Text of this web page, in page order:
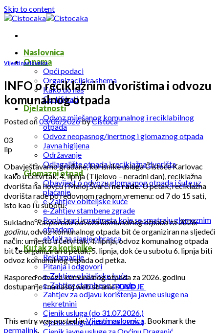
Skip to content
Naslovnica
O nama
Opći podaci
Organizacijska shema
Kako do nas
Certifikati
Djelatnosti
Odvoz miješanog komunalnog i reciklabilnog
otpada
Odvoz neopasnog/inertnog i glomaznog otpada
Javna higijena
Održavanje
Odlagalište otpada i reciklažna dvorišta
Glomazni otpad
Obavijest o odvozu glomaznog otpada i šute uz
plaćanje
e-Zahtjev obiteljske kuće
e-Zahtjev stambene zgrade
Popis tvari i predmeta koje se smatraju glomaznim
otpadom
eMail za slanje obrasca
Kutak za korisnike
Reklamacije
Pitanja i odgovori
e-Zahtjev obiteljske kuće
e-Zahtjev stambene zgrade
Zahtjev za odjavu korištenja javne usluge na
nekretnini
Cjenik usluga (do 31.07.2026.)
Cjenik usluga (od 01.08.2026.)
Vijesti naslovnica
INFO o reciklažnim dvorištima i odvozu
komunalnog otpada
Posted on03/06/2026byCistoca
03
lip
Obavještavamo građane, korisnike usluga Čistoće Karlovac
kako u četvrtak, 4. lipnja (Tijelovo – neradni dan), reciklažna
dvorišta na Ilovcu i Maloj Švarčine rade.U petak, reciklažna
dvorišta rade po redovnom radnom vremenu: od 7 do 15 sati,
isto kao i u subotu.
SukladnoRasporedu odvoza komunalnog otpada za 2026.
godinu, odvoz komunalnog otpada bit će organiziran na sljedeći
način: umjesto u četvrtak, 4. lipnja, odvoz komunalnog otpada
bit će organiziran u petak, 5. lipnja, dok će u subotu 6. lipnja biti
odvoz komunalnog otpada od petka.
Raspored odvoza komunalnog otpada za 2026. godinu
dostupan je i na našoj web straniciOVDJE
This entry was posted inVijesti naslovnica. Bookmark the
permalink.